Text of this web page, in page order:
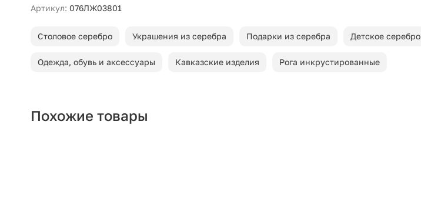
Артикул: 076ЛЖ03801
Столовое серебро Украшения из серебра Подарки из серебра Детское серебро
Одежда, обувь и аксессуары Кавказские изделия Рога инкрустированные
Похожие товары